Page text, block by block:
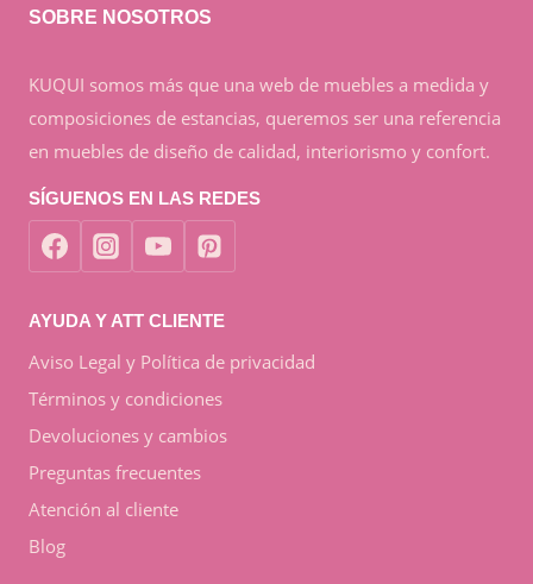
SOBRE NOSOTROS
KUQUI somos más que una web de muebles a medida y
composiciones de estancias, queremos ser una referencia
en muebles de diseño de calidad, interiorismo y confort.
SÍGUENOS EN LAS REDES
AYUDA Y ATT CLIENTE
Aviso Legal y Política de privacidad
Términos y condiciones
Devoluciones y cambios
Preguntas frecuentes
Atención al cliente
Blog